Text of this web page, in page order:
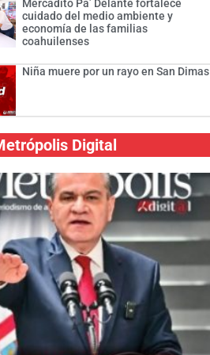
Mercadito Pa’ Delante fortalece
cuidado del medio ambiente y
economía de las familias
coahuilenses
Niña muere por un rayo en San Dimas
Digital